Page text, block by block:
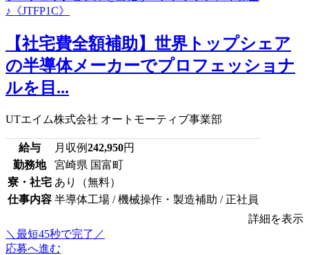
【社宅費全額補助】世界トップシェア
の半導体メーカーでプロフェッショナ
ルを目...
UTエイム株式会社 オートモーティブ事業部
給与 月収例242,950円
勤務地
宮崎県 国富町
寮・社宅 あり（無料）
仕事内容 半導体工場 / 機械操作・製造補助 / 正社員
詳細を表示
＼最短45秒で完了／
応募へ進む